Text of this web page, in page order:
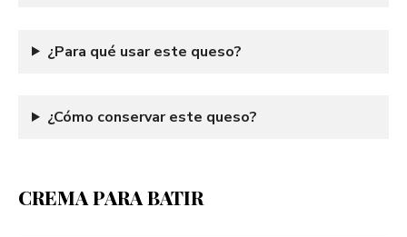
¿Para qué usar este queso?
¿Cómo conservar este queso?
CREMA PARA BATIR